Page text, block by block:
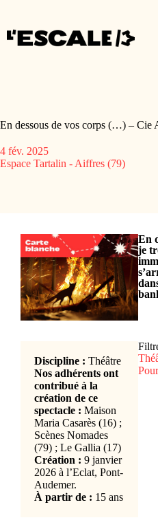
En dessous de vos corps (…) – Cie
4 fév. 2025
Espace Tartalin - Aiffres (79)
En
je
Discipline : Théâtre
Nos adhérents ont
contribué à la
création de ce
spectacle : Maison
Maria Casarès (16) ;
Scènes Nomades
(79) ; Le Gallia (17)
Création : 9 janvier
2026 à l’Eclat, Pont-
Audemer.
À partir de : 15 ans